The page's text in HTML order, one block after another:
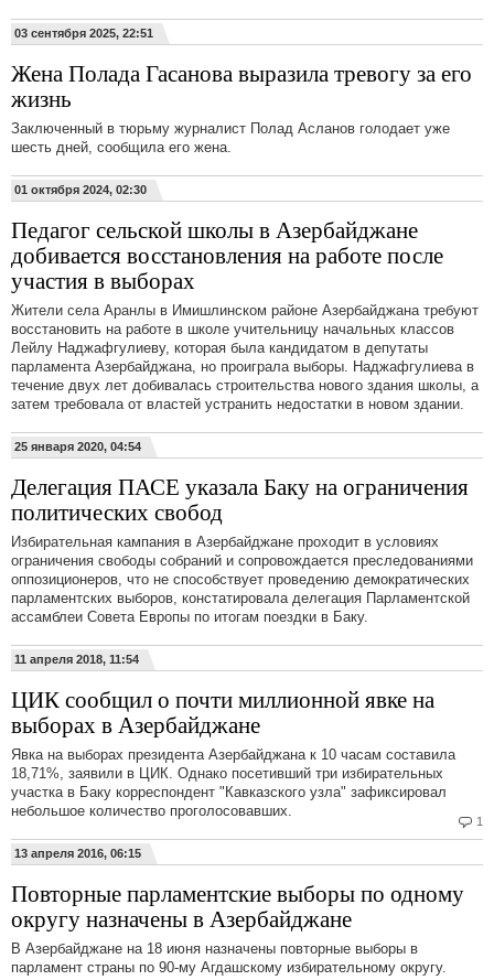
03 сентября 2025, 22:51
Жена Полада Гасанова выразила тревогу за его
жизнь
Заключенный в тюрьму журналист Полад Асланов голодает уже
шесть дней, сообщила его жена.
01 октября 2024, 02:30
Педагог сельской школы в Азербайджане
добивается восстановления на работе после
участия в выборах
Жители села Аранлы в Имишлинском районе Азербайджана требуют
восстановить на работе в школе учительницу начальных классов
Лейлу Наджафгулиеву, которая была кандидатом в депутаты
парламента Азербайджана, но проиграла выборы. Наджафгулиева в
течение двух лет добивалась строительства нового здания школы, а
затем требовала от властей устранить недостатки в новом здании.
25 января 2020, 04:54
Делегация ПАСЕ указала Баку на ограничения
политических свобод
Избирательная кампания в Азербайджане проходит в условиях
ограничения свободы собраний и сопровождается преследованиями
оппозиционеров, что не способствует проведению демократических
парламентских выборов, констатировала делегация Парламентской
ассамблеи Совета Европы по итогам поездки в Баку.
11 апреля 2018, 11:54
1
ЦИК сообщил о почти миллионной явке на
выборах в Азербайджане
Явка на выборах президента Азербайджана к 10 часам составила
18,71%, заявили в ЦИК. Однако посетивший три избирательных
участка в Баку корреспондент "Кавказского узла" зафиксировал
небольшое количество проголосовавших.
13 апреля 2016, 06:15
Повторные парламентские выборы по одному
округу назначены в Азербайджане
В Азербайджане на 18 июня назначены повторные выборы в
парламент страны по 90-му Агдашскому избирательному округу.